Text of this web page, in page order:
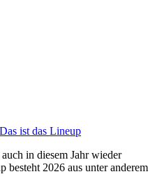
ist das Lineup
in diesem Jahr wieder
besteht 2026 aus unter anderem